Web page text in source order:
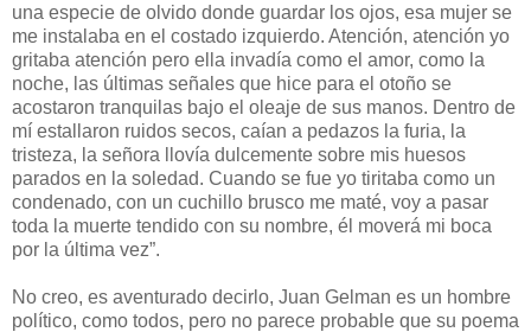
una especie de olvido donde guardar los ojos, esa mujer se
me instalaba en el costado izquierdo. Atención, atención yo
gritaba atención pero ella invadía como el amor, como la
noche, las últimas señales que hice para el otoño se
acostaron tranquilas bajo el oleaje de sus manos. Dentro de
mí estallaron ruidos secos, caían a pedazos la furia, la
tristeza, la señora llovía dulcemente sobre mis huesos
parados en la soledad. Cuando se fue yo tiritaba como un
condenado, con un cuchillo brusco me maté, voy a pasar
toda la muerte tendido con su nombre, él moverá mi boca
por la última vez”.
No creo, es aventurado decirlo, Juan Gelman es un hombre
político, como todos, pero no parece probable que su poema